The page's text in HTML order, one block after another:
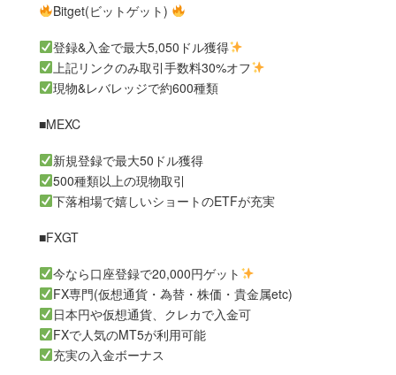
Bitget(ビットゲット)
登録&入金で最大5,050ドル獲得
上記リンクのみ取引手数料30%オフ
現物&レバレッジで約600種類
■MEXC
新規登録で最大50ドル獲得
500種類以上の現物取引
下落相場で嬉しいショートのETFが充実
■FXGT
今なら口座登録で20,000円ゲット
FX専門(仮想通貨・為替・株価・貴金属etc)
日本円や仮想通貨、クレカで入金可
FXで人気のMT5が利用可能
充実の入金ボーナス